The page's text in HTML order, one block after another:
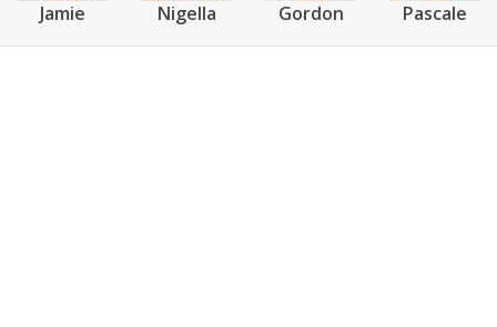
Jamie Nigella Gordon Pascale